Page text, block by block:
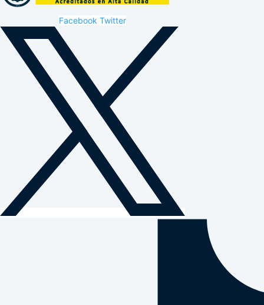
Facebook Twitter